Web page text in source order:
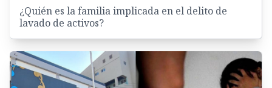
¿Quién es la familia implicada en el delito de
lavado de activos?